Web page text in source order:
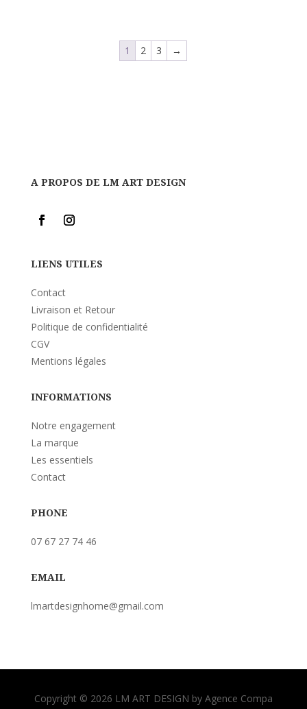
1 2 3 →
A PROPOS DE LM ART DESIGN
LIENS UTILES
Contact
Livraison et Retour
Politique de confidentialité
CGV
Mentions légales
INFORMATIONS
Notre engagement
La marque
Les essentiels
Contact
PHONE
07 67 27 74 46
EMAIL
lmartdesignhome@gmail.com
Copyright © 2026 LM ART DESIGN by Agence Compa